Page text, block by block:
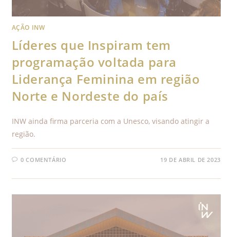
AÇÃO INW
Líderes que Inspiram tem
programação voltada para
Liderança Feminina em região
Norte e Nordeste do país
INW ainda firma parceria com a Unesco, visando atingir a
região.
0 COMENTÁRIO 19 DE ABRIL DE 2023